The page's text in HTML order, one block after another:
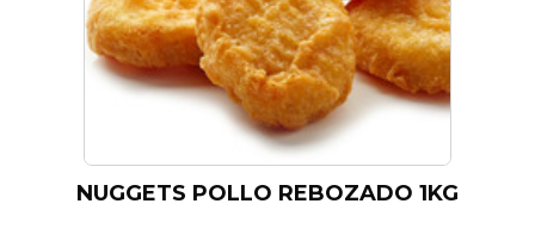
NUGGETS POLLO REBOZADO 1KG